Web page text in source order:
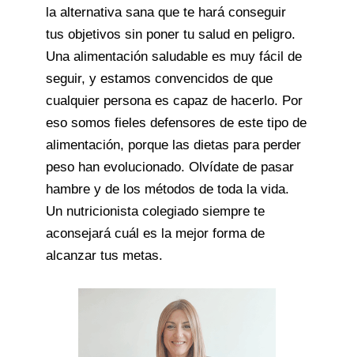
la alternativa sana que te hará conseguir
tus objetivos sin poner tu salud en peligro.
Una alimentación saludable es muy fácil de
seguir, y estamos convencidos de que
cualquier persona es capaz de hacerlo. Por
eso somos fieles defensores de este tipo de
alimentación, porque las dietas para perder
peso han evolucionado. Olvídate de pasar
hambre y de los métodos de toda la vida.
Un nutricionista colegiado siempre te
aconsejará cuál es la mejor forma de
alcanzar tus metas.